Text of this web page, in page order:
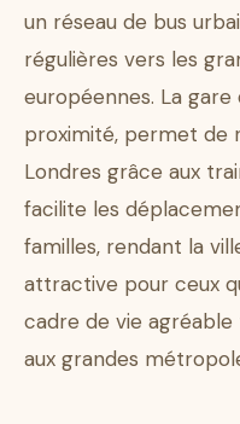
un réseau de bus
régulières vers les
européennes. La
proximité, permet de
Londres grâce aux
facilite les
familles, rendant la
attractive pour ceux
cadre de vie
aux grandes